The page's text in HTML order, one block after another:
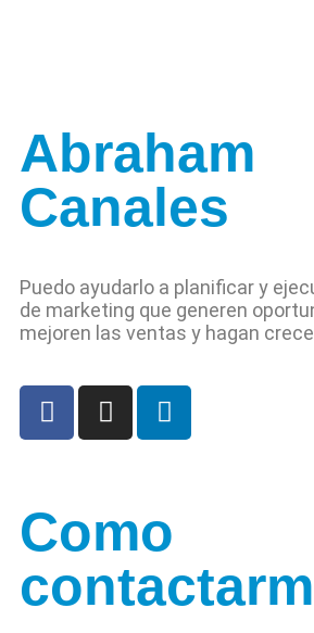
Abraham
Canales
Puedo ayudarlo a planificar y
de marketing que generen
mejoren las ventas y hagan
Como